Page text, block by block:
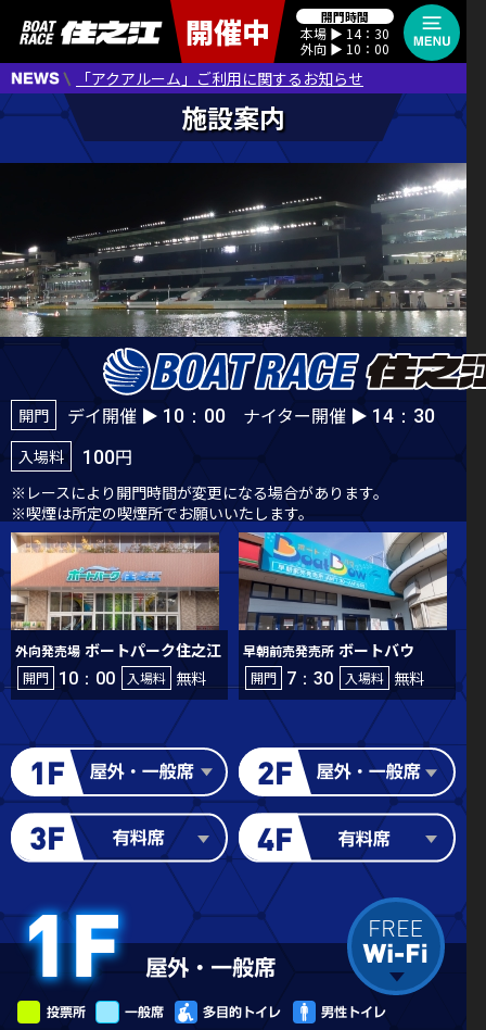
開門時間
本場 ▶︎ 14：30
外向 ▶︎ 10：00
開催中
「アクアルーム」ご利用に関するお知らせ
開門 デイ開催 ▶︎ 10：00 ナイター開催 ▶︎ 14：30
入場料 100円
※レースにより開門時間が変更になる場合があります。
※喫煙は所定の喫煙所でお願いいたします。
外向発売場 ボートパーク住之江
開門 10：00 入場料 無料
早朝前売発売所 ボートバウ
開門 7：30 入場料 無料